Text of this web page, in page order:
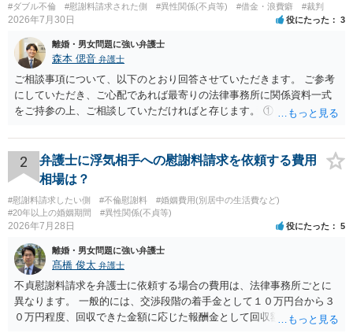
#ダブル不倫 #慰謝料請求された側 #異性関係(不貞等) #借金・浪費癖 #裁判
2026年7月30日 役にたった 3
離婚・男女問題に強い弁護士
森本 偲音 弁護士
ご相談事項について、以下のとおり回答させていただきます。 ご参考
にしていただき、ご心配であれば最寄りの法律事務所に関係資料一式
をご持参の上、ご相談していただければと存じます。 ① このLINEの
される可能性はあるのか ⇒LINEを含む１００万円の貸付に至るまでの
やり取り等の経緯、誓約書の内容等を踏まえて、関係を清算するため
の 金銭であったと評価される可能性はあると考えます。 ② 「今後一
切関与しないなら100万円振り込む」というLINEや誓約書は、裁判上
どの程度証拠価値があるのか ⇒前後のやり取りや誓約書の具体的内容
を見ない限り、具体的な判断はできませんが、一定の証拠価値はある
することは認められるのか。 ⇒おそらく１００万円は不当利得（受け
取る正当な権利がないのに利益を取得した）として返還請求されてい
るものかと推察しますので、 貸金返還ではないかと存じます。 ④ 私
は現在、収入も不安定で貯金もなくリボ払い借金が既に約100万あり。
今年に再婚したが主人はお金に厳しい為、一括で220万円を支払う事は
2
弁護士に浮気相手への慰謝料請求を依頼する費用
相場は？
#慰謝料請求したい側 #不倫慰謝料
#婚姻費用(別居中の生活費など)
#20年以上の婚姻期間
#異性関係(不貞等)
2026年7月28日 役にたった 5
離婚・男女問題に強い弁護士
髙橋 俊太 弁護士
不貞慰謝料請求を弁護士に依頼する場合の費用は、法律事務所ごとに
異なります。 一般的には、交渉段階の着手金として１０万円台から３
０万円程度、回収できた金額に応じた報酬金として回収額の１０％か